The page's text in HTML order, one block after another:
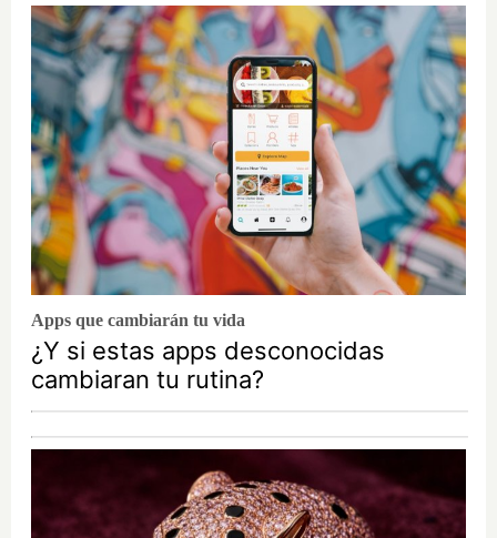
Apps que cambiarán tu vida
¿Y si estas apps desconocidas
cambiaran tu rutina?